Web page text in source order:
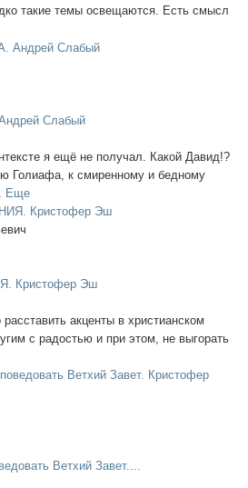
такие темы освещаются. Есть смысл
Слабый
я ещё не получал. Какой Давид!?
Голиафа, к смиренному и бедному
Еще
Кристофер Эш
акценты в христианском
с радостью и при этом, не выгорать
Ветхий Завет....